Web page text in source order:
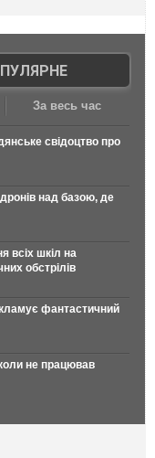
За весь час
свідоцтво про
дронів над базою, де
всіх шкіл на
обстрілів
фантастичний
не працював